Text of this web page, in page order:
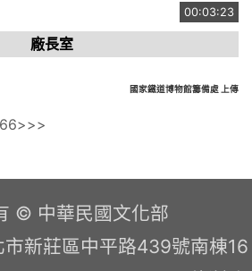
00:03:23
廠長室
國家鐵道博物館籌備處 上傳
>>>
© 中華民國文化部
新莊區中平路439號南棟16